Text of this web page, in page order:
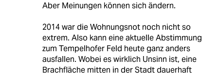
Aber Meinungen können sich ändern.
2014 war die Wohnungsnot noch nicht so
extrem. Also kann eine aktuelle Abstimmung
zum Tempelhofer Feld heute ganz anders
ausfallen. Wobei es wirklich Unsinn ist, eine
Brachfläche mitten in der Stadt dauerhaft